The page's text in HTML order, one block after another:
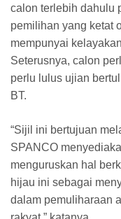
calon terlebih dahulu
pemilihan yang ketat
mempunyai
Seterusnya, calon
perlu lulus ujian
BT.
“Sijil ini bertujuan
SPANCO
menguruskan hal
hijau ini sebagai
dalam pemuliharaan